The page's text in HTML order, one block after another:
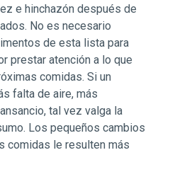
e hinchazón después de
No es necesario
de esta lista para
prestar atención a lo que
comidas. Si un
falta de aire, más
tal vez valga la
Los pequeños cambios
comidas le resulten más